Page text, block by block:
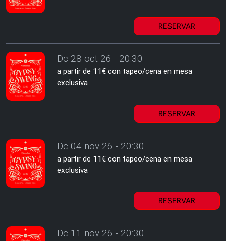
RESERVAR
Dc 28 oct 26 - 20:30
a partir de 11€ con tapeo/cena en mesa
exclusiva
RESERVAR
Dc 04 nov 26 - 20:30
a partir de 11€ con tapeo/cena en mesa
exclusiva
RESERVAR
Dc 11 nov 26 - 20:30